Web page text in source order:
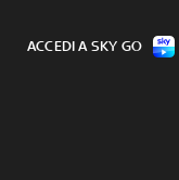
ACCEDI A SKY GO